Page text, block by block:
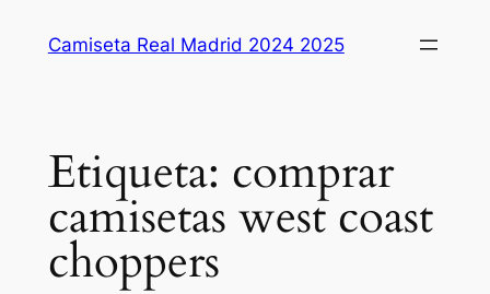
Camiseta Real Madrid 2024 2025
Etiqueta: comprar
camisetas west coast
choppers